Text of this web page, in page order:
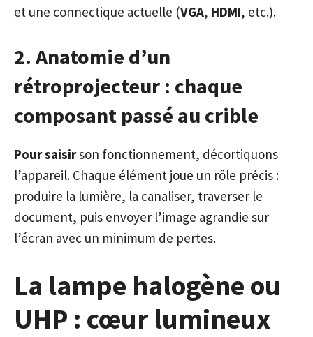
et une connectique actuelle (VGA, HDMI, etc.).
2. Anatomie d’un
rétroprojecteur : chaque
composant passé au crible
Pour saisirson fonctionnement, décortiquons
l’appareil. Chaque élément joue un rôle précis :
produire la lumière, la canaliser, traverser le
document, puis envoyer l’image agrandie sur
l’écran avec un minimum de pertes.
La lampe halogène ou
UHP : cœur lumineux